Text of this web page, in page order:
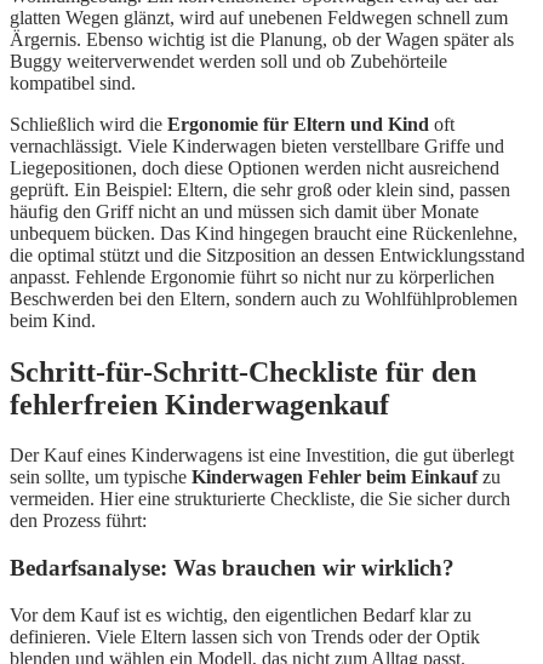
glatten Wegen glänzt, wird auf unebenen Feldwegen schnell zum
Ärgernis. Ebenso wichtig ist die Planung, ob der Wagen später als
Buggy weiterverwendet werden soll und ob Zubehörteile
kompatibel sind.
Schließlich wird die Ergonomie für Eltern und Kind oft
vernachlässigt. Viele Kinderwagen bieten verstellbare Griffe und
Liegepositionen, doch diese Optionen werden nicht ausreichend
geprüft. Ein Beispiel: Eltern, die sehr groß oder klein sind, passen
häufig den Griff nicht an und müssen sich damit über Monate
unbequem bücken. Das Kind hingegen braucht eine Rückenlehne,
die optimal stützt und die Sitzposition an dessen Entwicklungsstand
anpasst. Fehlende Ergonomie führt so nicht nur zu körperlichen
Beschwerden bei den Eltern, sondern auch zu Wohlfühlproblemen
beim Kind.
Schritt-für-Schritt-Checkliste für den
fehlerfreien Kinderwagenkauf
Der Kauf eines Kinderwagens ist eine Investition, die gut überlegt
sein sollte, um typische Kinderwagen Fehler beim Einkaufzu
vermeiden. Hier eine strukturierte Checkliste, die Sie sicher durch
den Prozess führt:
Bedarfsanalyse: Was brauchen wir wirklich?
Vor dem Kauf ist es wichtig, den eigentlichen Bedarf klar zu
definieren. Viele Eltern lassen sich von Trends oder der Optik
blenden und wählen ein Modell, das nicht zum Alltag passt.